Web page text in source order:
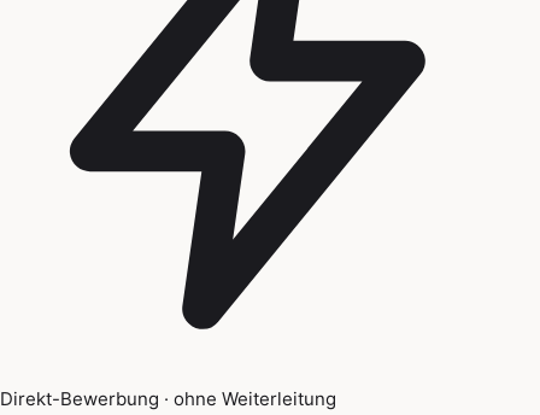
Direkt-Bewerbung · ohne Weiterleitung